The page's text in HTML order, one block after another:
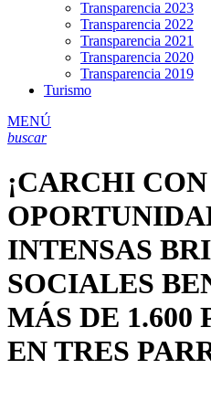
Transparencia 2023
Transparencia 2022
Transparencia 2021
Transparencia 2020
Transparencia 2019
Turismo
MENÚ
buscar
¡CARCHI CON
INTENSAS
SOCIALES
MÁS DE 1.600
EN TRES